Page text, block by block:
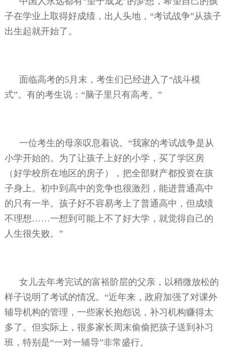
子在学业上取得好成绩，出人头地，“考试战争”从孩子
出生起就开始了。
面临高考的5 月末，考生们已经进入了“战斗模
式”。有的考生说：“脑子里只有高考。”
一位考生的母亲叹息着说。“我家的考试战争是从
小学开始的。为了让孩子上好的小学，买了学区房
（好学校所在地区的房子），把全部财产都投资在孩
子身上。初中到高中的竞争也很激烈，能进普通高中
的只有一半。孩子好不容易考上了普通高中，但成绩
不理想……一想到可能上不了好大学，就觉得自己的
人生很失败。”
女儿去年考完试的富裕阶层的父亲，以稍微放松的
样子说明了考试的情况。“近年来，政府加强了对课外
辅导机构的管理，一些家长抱怨说，补习机构赚得太
多了。但实际上，很多家长周末偷偷把孩子送到补习
班，特别是“一对一辅导”非常盛行。